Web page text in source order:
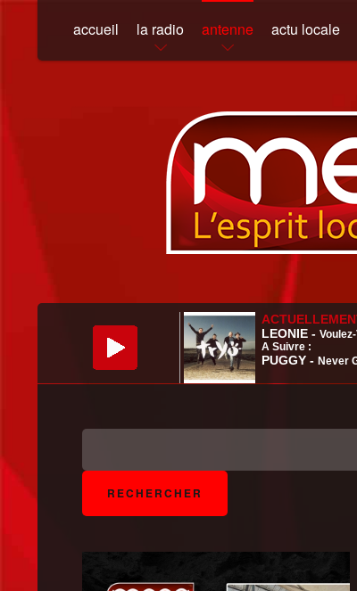
accueil la radio antenne actu locale